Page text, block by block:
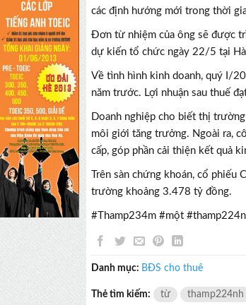
các định hướng mới trong thời
Đơn từ nhiệm của ông sẽ được
dự kiến tổ chức ngày 22/5 tại
Về tình hình kinh doanh, quý I/
năm trước. Lợi nhuận sau thuế
Doanh nghiệp cho biết thị
môi giới tăng trưởng. Ngoài ra,
cấp, góp phần cải thiện kết quả
Trên sàn chứng khoán, cổ
trường khoảng 3.478 tỷ đồng.
#Thamp234m #một
Danh mục: BĐS cho thuê
Thẻ tìm kiếm: từ thamp224nh